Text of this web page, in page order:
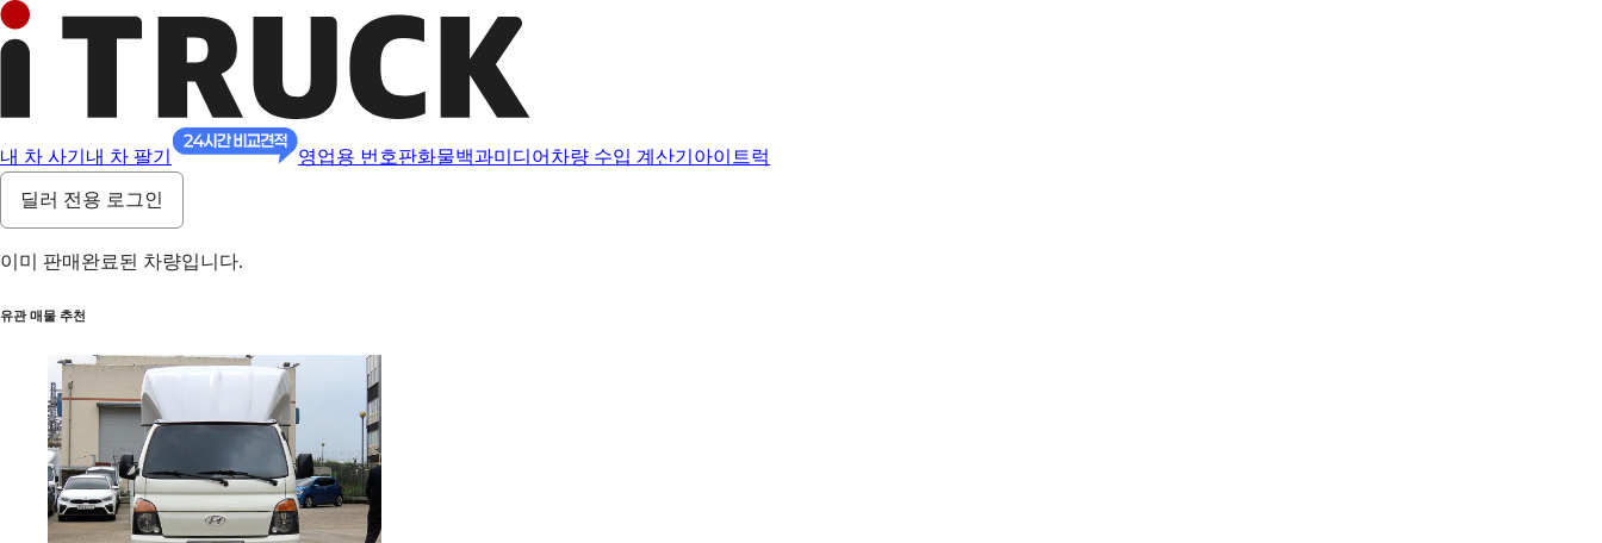
내 차 사기 내 차 팔기 영업용 번호판화물백과미디어 차량 수입 계산기 아이트럭
딜러 전용 로그인
이미 판매완료된 차량입니다.
유관 매물 추천